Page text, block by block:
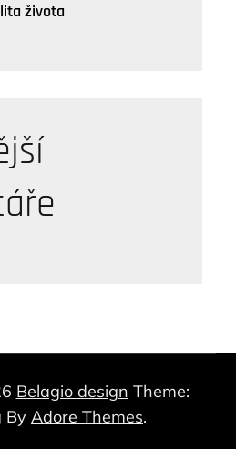
života
Belagio design Theme:
By Adore Themes.